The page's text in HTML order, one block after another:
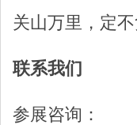
关山万里，定
联系我们
参展咨询：